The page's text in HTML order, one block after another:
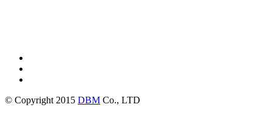
© Copyright 2015 DBM Co., LTD